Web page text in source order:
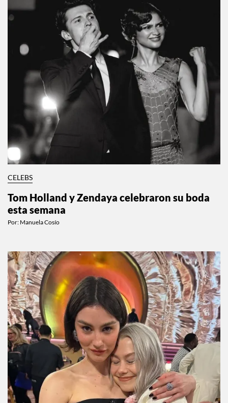
CELEBS
Tom Holland y Zendaya celebraron su boda
esta semana
Por: Manuela Cosío